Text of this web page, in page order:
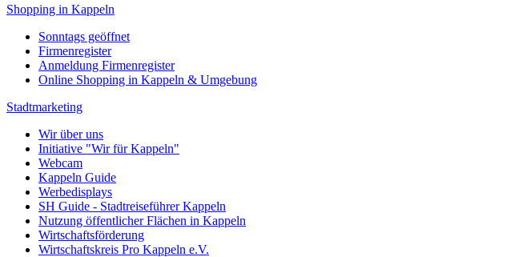
Shopping in Kappeln
Sonntags geöffnet
Firmenregister
Anmeldung Firmenregister
Online Shopping in Kappeln & Umgebung
Stadtmarketing
Wir über uns
Initiative "Wir für Kappeln"
Webcam
Kappeln Guide
Werbedisplays
SH Guide - Stadtreiseführer Kappeln
Nutzung öffentlicher Flächen in Kappeln
Wirtschaftsförderung
Wirtschaftskreis Pro Kappeln e.V.